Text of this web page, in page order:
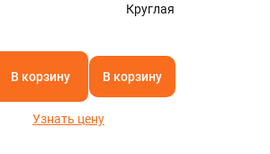
Круглая
В корзину В корзину
Узнать цену